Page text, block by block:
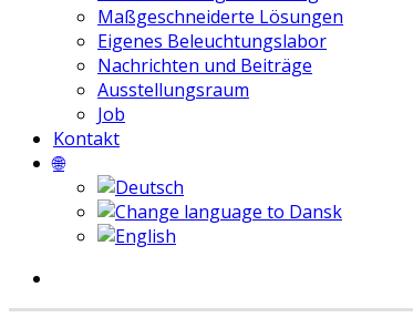
Maßgeschneiderte Lösungen
Eigenes Beleuchtungslabor
Nachrichten und Beiträge
Ausstellungsraum
Job
Kontakt
🌐